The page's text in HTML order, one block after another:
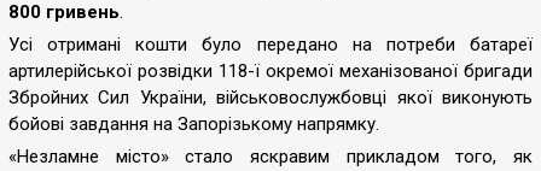
800 гривень.
Усі отримані кошти було передано на потреби батареї
артилерійської розвідки 118-ї окремої механізованої бригади
Збройних Сил України, військовослужбовці якої виконують
бойові завдання на Запорізькому напрямку.
«Незламне місто» стало яскравим прикладом того, як